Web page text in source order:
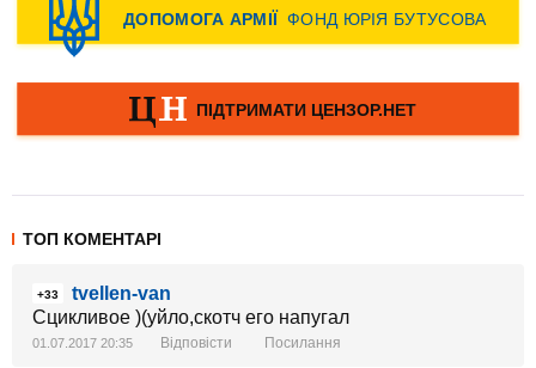
ТОП КОМЕНТАРІ
+33
tvellen-van
Сцикливое )(уйло,скотч его напугал
01.07.2017 20:35 Відповісти Посилання